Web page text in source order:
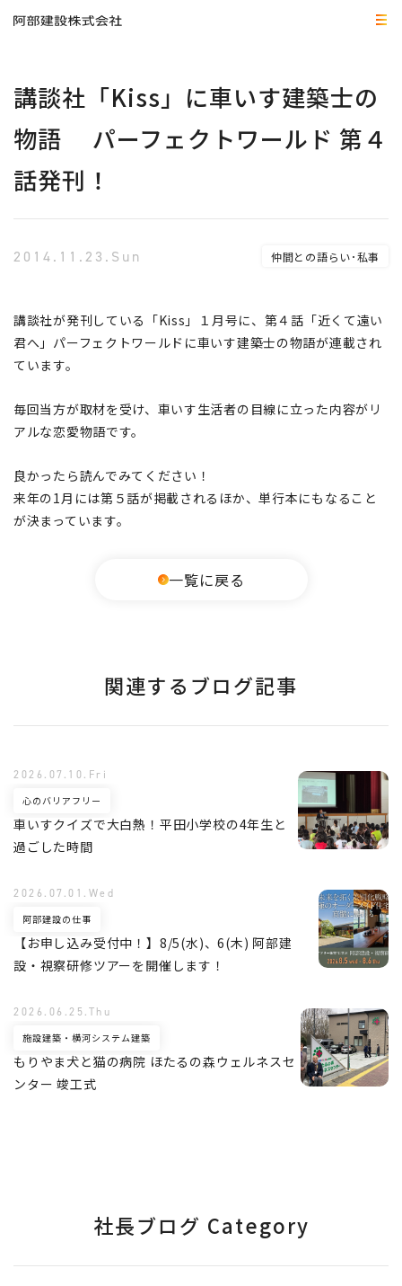
講談社「Kiss」に車いす建築士の
物語 パーフェクトワールド 第４
話発刊！
2014.11.23.Sun 仲間との語らい･私事
講談社が発刊している「Kiss」１月号に、第４話「近くて遠い
君へ」パーフェクトワールドに車いす建築士の物語が連載され
ています。
毎回当方が取材を受け、車いす生活者の目線に立った内容がリ
アルな恋愛物語です。
良かったら読んでみてください！
来年の1月には第５話が掲載されるほか、単行本にもなること
が決まっています。
一覧に戻る
関連するブログ記事
車いすクイズで大白熱！平田小学校の4年生と
過ごした時間
心のバリアフリー
2026.07.10.Fri
【お申し込み受付中！】8/5(水)、6(木) 阿部建
設・視察研修ツアーを開催します！
阿部建設の仕事
2026.07.01.Wed
もりやま犬と猫の病院 ほたるの森ウェルネスセ
ンター 竣工式
施設建築・横河システム建築
2026.06.25.Thu
社長ブログ Category